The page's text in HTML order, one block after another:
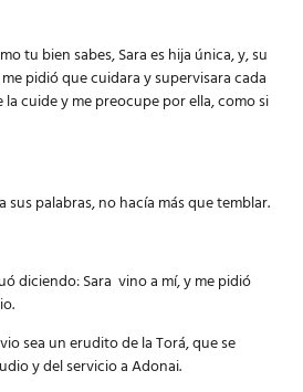
tu bien sabes, Sara es hija única, y, su
pidió que cuidara y supervisara cada
la cuide y me preocupe por ella, como si
sus palabras, no hacía más que temblar.
diciendo: Sara vino a mí, y me pidió
sea un erudito de la Torá, que se
y del servicio a Adonai.